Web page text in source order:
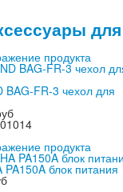
BAG-FR-3 чехол для
PA150A блок питания